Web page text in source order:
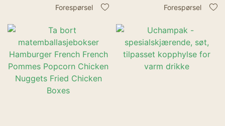
kaldisolatorer
emballasjekopphylser
Forespørsel
EngangspapirForespørsel